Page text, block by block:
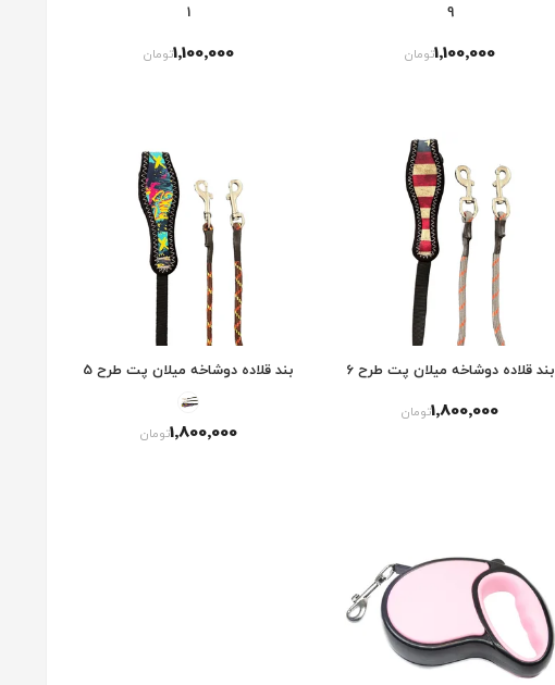
9
1٬100٬000تومان
1
1٬100٬000تومان
بند قلاده دوشاخه میلان پت طرح 6
1٬800٬000تومان
بند قلاده دوشاخه میلان پت طرح 5
1٬800٬000تومان